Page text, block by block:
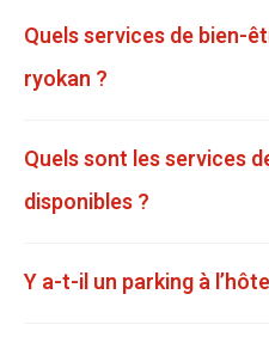
Quels services de bien-
ryokan ?
Quels sont les services
disponibles ?
Y a-t-il un parking à